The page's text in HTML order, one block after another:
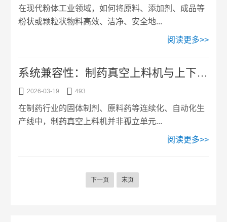
在现代粉体工业领域，如何将原料、添加剂、成品等
粉状或颗粒状物料高效、洁净、安全地...
阅读更多>>
系统兼容性：制药真空上料机与上下游设备的接口匹配
 2026-03-19  493
在制药行业的固体制剂、原料药等连续化、自动化生
产线中，制药真空上料机并非孤立单元...
阅读更多>>
下一页 末页